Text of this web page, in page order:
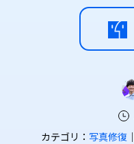
カテゴリ： 写真修復